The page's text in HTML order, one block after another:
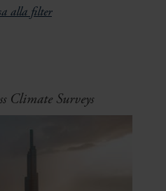
alla filter
Climate Surveys